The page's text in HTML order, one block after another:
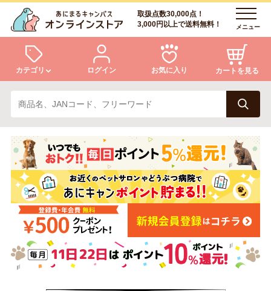
取扱点数30,000点！
3,000円以上で送料無料！
メニュー
カテゴリ
犬 猫
小動物・鳥 アクア・爬虫類・昆虫
ドッグフード キャットフード
美容・ケア用品 服・おさんぽ用品
ログイン お気に入り カートを見る
ログイン
会員登録
あにまるキャンパスについて
アフターサービス
商品リクエスト